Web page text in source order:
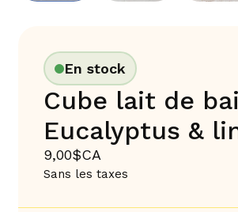
En stock
Cube lait de
Eucalyptus &
9,00$CA
Sans les taxes